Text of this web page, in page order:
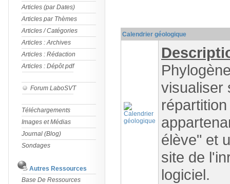
Articles (par Dates)
Articles par Thèmes
Articles / Catégories
Articles : Archives
Articles : Rédaction
Articles : Dépôt pdf
Forum LaboSVT
Téléchargements
Images et Médias
Journal (Blog)
Sondages
Autres Ressources
Base De Ressources
Calendrier géologique
visualiser
élève" et
site de
logiciel.